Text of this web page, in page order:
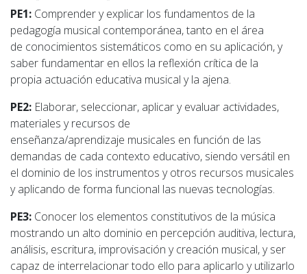
PE1: Comprender y explicar los fundamentos de la
pedagogía musical contemporánea, tanto en el área
de conocimientos sistemáticos como en su aplicación, y
saber fundamentar en ellos la reflexión crítica de la
propia actuación educativa musical y la ajena.
PE2: Elaborar, seleccionar, aplicar y evaluar actividades,
materiales y recursos de
enseñanza/aprendizaje musicales en función de las
demandas de cada contexto educativo, siendo versátil en
el dominio de los instrumentos y otros recursos musicales
y aplicando de forma funcional las nuevas tecnologías.
PE3: Conocer los elementos constitutivos de la música
mostrando un alto dominio en percepción auditiva, lectura,
análisis, escritura, improvisación y creación musical, y ser
capaz de interrelacionar todo ello para aplicarlo y utilizarlo